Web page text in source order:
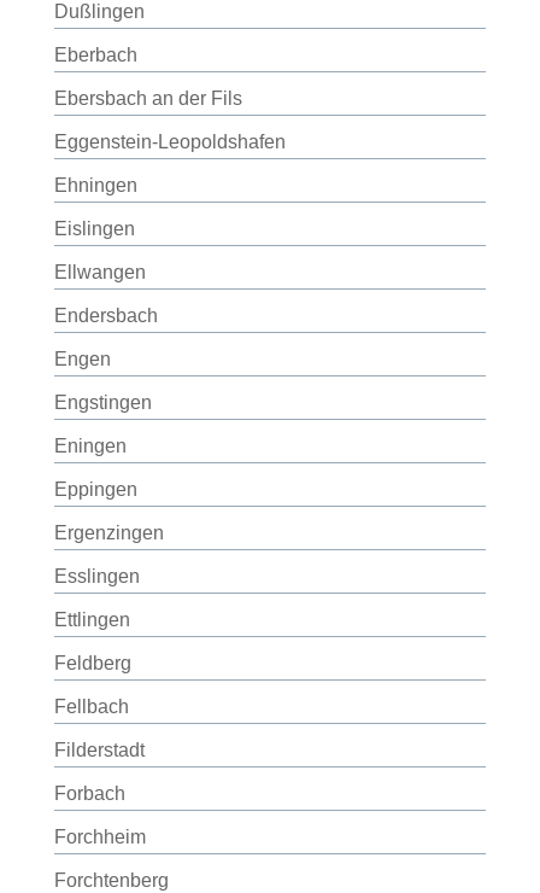
Dußlingen
Eberbach
Ebersbach an der Fils
Eggenstein-Leopoldshafen
Ehningen
Eislingen
Ellwangen
Endersbach
Engen
Engstingen
Eningen
Eppingen
Ergenzingen
Esslingen
Ettlingen
Feldberg
Fellbach
Filderstadt
Forbach
Forchheim
Forchtenberg